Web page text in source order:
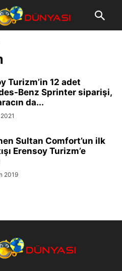
Turizm’in 12 adet
Benz Sprinter siparişi,
da...
Sultan Comfort’un ilk
Erensoy Turizm’e
2019